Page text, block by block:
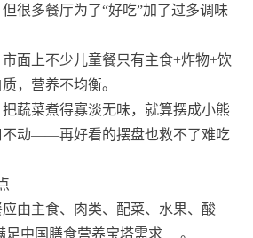
很多餐厅为了“好吃”加了过多调味
市面上不少儿童餐只有主食+炸物+饮
，营养不均衡。
把蔬菜煮得寡淡无味，就算摆成小熊
不动——再好看的摆盘也救不了难吃
应由主食、肉类、配菜、水果、酸
足中国膳食营养宝塔需求
。